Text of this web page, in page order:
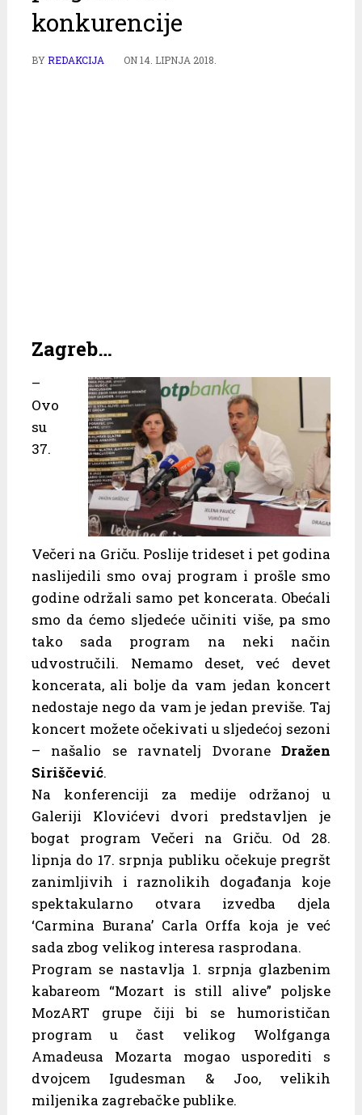
konkurencije
BYREDAKCIJA ON14. LIPNJA 2018.
Zagreb…
–
Ovo
su
37.
Večeri na Griču. Poslije trideset i pet godina
naslijedili smo ovaj program i prošle smo
godine održali samo pet koncerata. Obećali
smo da ćemo sljedeće učiniti više, pa smo
tako sada program na neki način
udvostručili. Nemamo deset, već devet
koncerata, ali bolje da vam jedan koncert
nedostaje nego da vam je jedan previše. Taj
koncert možete očekivati u sljedećoj sezoni
– našalio se ravnatelj DvoraneDražen
Siriščević.
Na konferenciji za medije održanoj u
Galeriji Klovićevi dvori predstavljen je
bogat program Večeri na Griču. Od 28.
lipnja do 17. srpnja publiku očekuje pregršt
zanimljivih i raznolikih događanja koje
spektakularno otvara izvedba djela
‘Carmina Burana’ Carla Orffa koja je već
sada zbog velikog interesa rasprodana.
Program se nastavlja 1. srpnja glazbenim
kabareom “Mozart is still alive” poljske
MozART grupe čiji bi se humorističan
program u čast velikog Wolfganga
Amadeusa Mozarta mogao usporediti s
dvojcem Igudesman & Joo, velikih
miljenika zagrebačke publike.